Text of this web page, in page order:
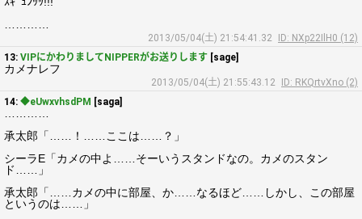
2013/05/04(土) 21:54:41.32
ID: NXp22IlH0 (12)
13: VIPにかわりましてNIPPERがお送りします [sage]
カメナレフ
2013/05/04(土) 21:55:43.12
ID: RKQrtvXno (2)
14: ◆eUwxvhsdPM [saga]
承太郎「……！……ここは……？」
シーラE「カメの中よ……そーいうスタンドなの。カメのスタン
ド……」
承太郎「……カメの中に部屋、か……なるほど……しかし、この部屋
というのは……」